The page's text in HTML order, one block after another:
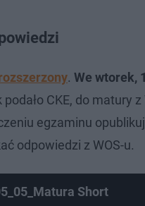
. We wtorek,
CKE, do matury z
egzaminu
odpowiedzi z WOS-u.
Short